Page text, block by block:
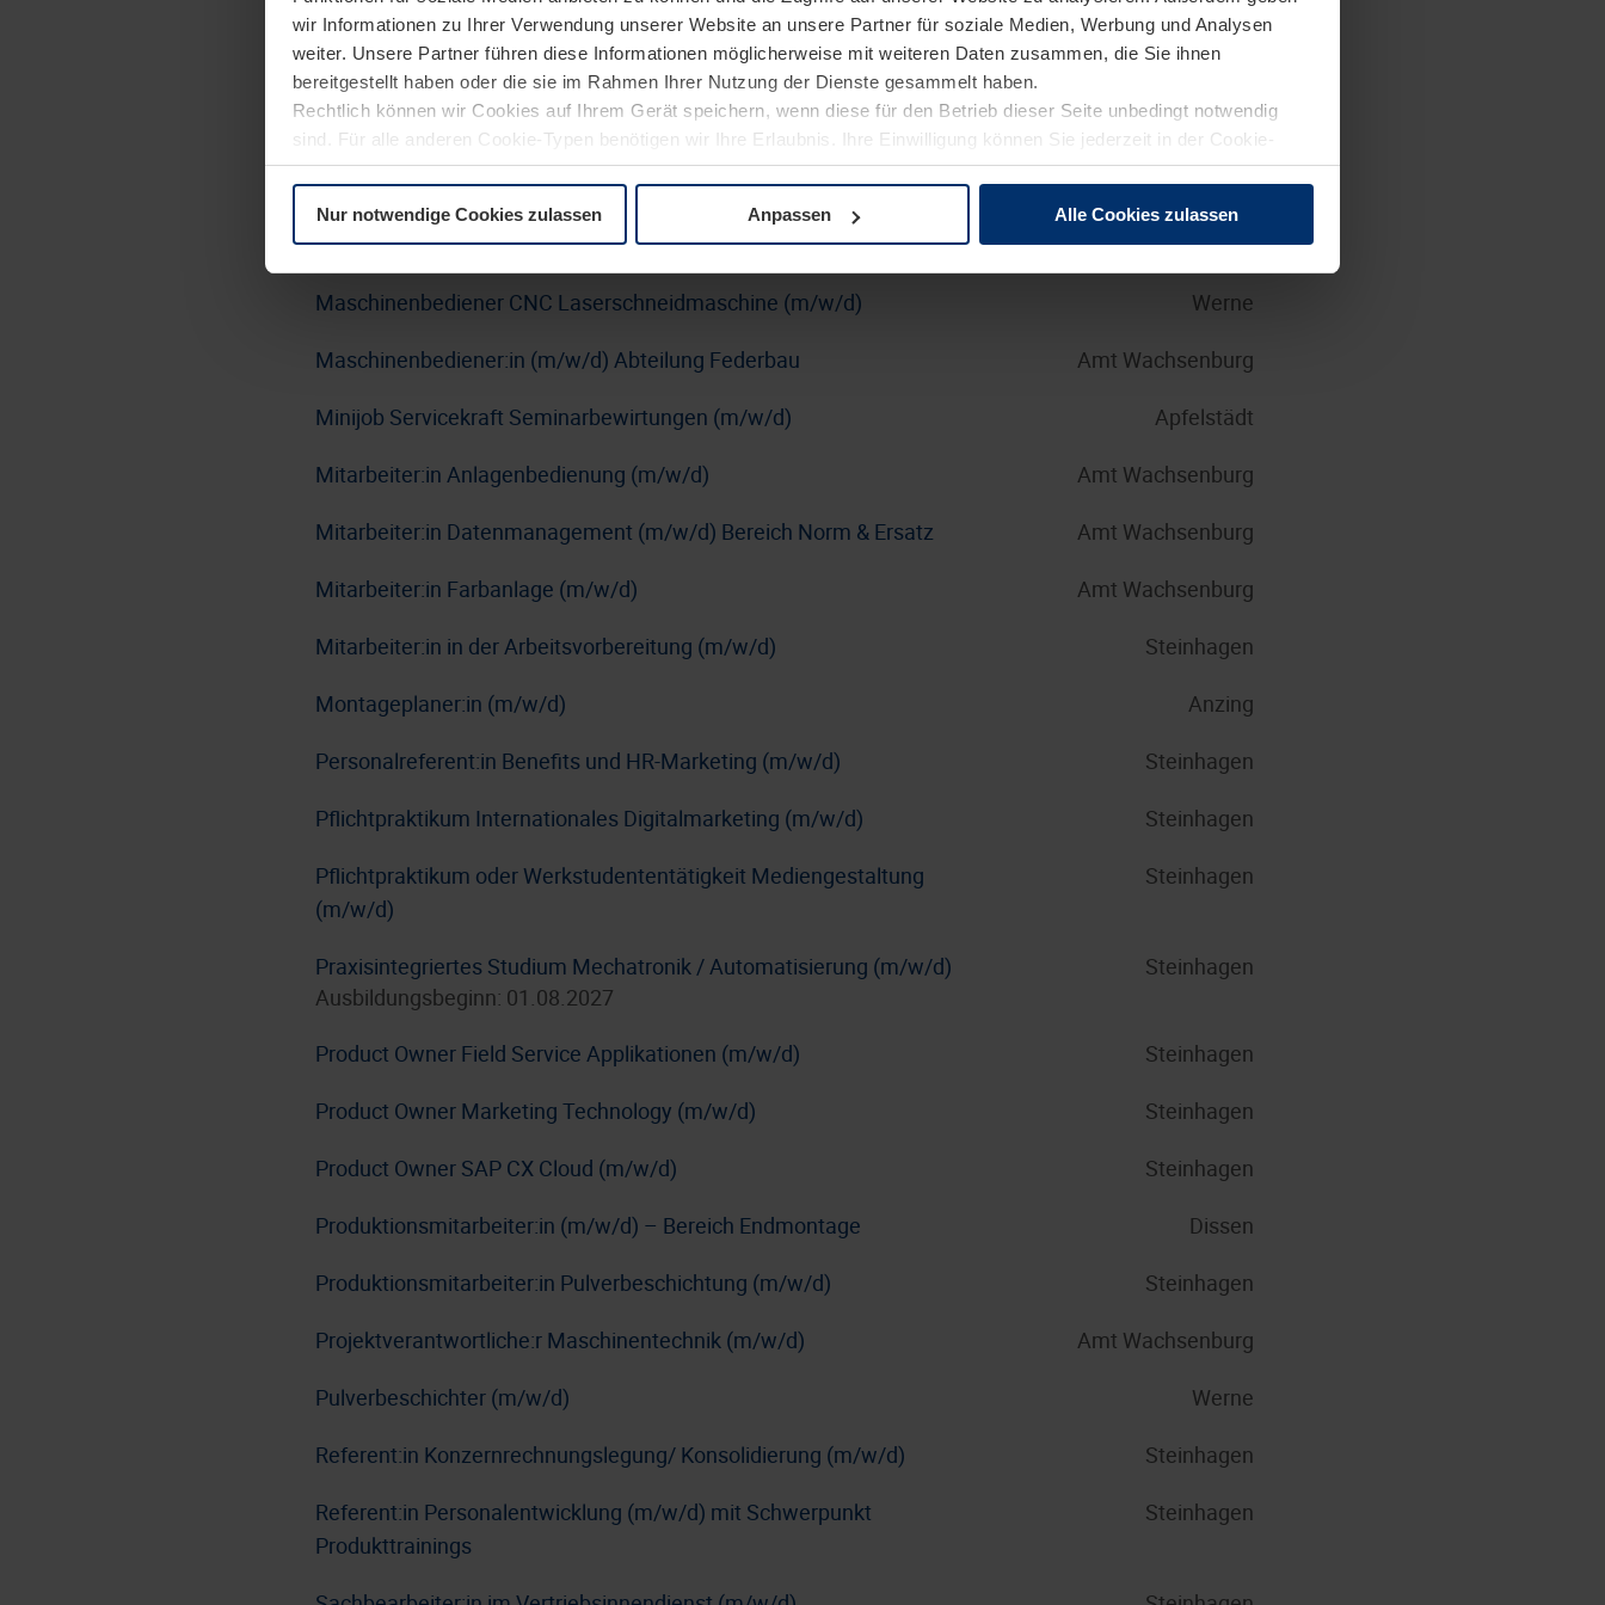
wir Informationen zu Ihrer Verwendung unserer Website an unsere Partner für soziale Medien, Werbung und Analysen
weiter. Unsere Partner führen diese Informationen möglicherweise mit weiteren Daten zusammen, die Sie ihnen
bereitgestellt haben oder die sie im Rahmen Ihrer Nutzung der Dienste gesammelt haben.
Rechtlich können wir Cookies auf Ihrem Gerät speichern, wenn diese für den Betrieb dieser Seite unbedingt notwendig
sind. Für alle anderen Cookie-Typen benötigen wir Ihre Erlaubnis. Ihre Einwilligung können Sie jederzeit in der Cookie-
Erläuterung auf der Seite Datenschutzerklärung unserer Website ändern oder widerrufen.
Nur notwendige Cookies zulassen Anpassen Alle Cookies zulassen
Lackierer:in Nasslackierung (m/w/d)
Bereich Haustürlinie-Türblatt
Brandis
Linux Administrator:in SUSE mit DevOps-Schwerpunkt (m/w/d)
Steinhagen
LKW-Fahrer:in / Berufskraftfahrer:in Nahverkehr (m/w/d)
Großkrotzenburg
Maschinen- und Anlagenführer:in (m/w/d)
Brandis
Maschinenbediener CNC Laserschneidmaschine (m/w/d)
Werne
Maschinenbediener:in (m/w/d) Abteilung Federbau
Amt Wachsenburg
Minijob Servicekraft Seminarbewirtungen (m/w/d)
Apfelstädt
Mitarbeiter:in Anlagenbedienung (m/w/d)
Amt Wachsenburg
Mitarbeiter:in Datenmanagement (m/w/d) Bereich Norm & Ersatz
Amt Wachsenburg
Mitarbeiter:in Farbanlage (m/w/d)
Amt Wachsenburg
Mitarbeiter:in in der Arbeitsvorbereitung (m/w/d)
Steinhagen
Montageplaner:in (m/w/d)
Anzing
Personalreferent:in Benefits und HR-Marketing (m/w/d)
Steinhagen
Pflichtpraktikum Internationales Digitalmarketing (m/w/d)
Steinhagen
Pflichtpraktikum oder Werkstudententätigkeit Mediengestaltung
(m/w/d)
Steinhagen
Praxisintegriertes Studium Mechatronik / Automatisierung (m/w/d)
Ausbildungsbeginn: 01.08.2027
Steinhagen
Product Owner Field Service Applikationen (m/w/d)
Steinhagen
Product Owner Marketing Technology (m/w/d)
Steinhagen
Product Owner SAP CX Cloud (m/w/d)
Steinhagen
Produktionsmitarbeiter:in (m/w/d) – Bereich Endmontage
Dissen
Produktionsmitarbeiter:in Pulverbeschichtung (m/w/d)
Steinhagen
Projektverantwortliche:r Maschinentechnik (m/w/d)
Amt Wachsenburg
Pulverbeschichter (m/w/d)
Werne
Referent:in Konzernrechnungslegung/ Konsolidierung (m/w/d)
Steinhagen
Referent:in Personalentwicklung (m/w/d) mit Schwerpunkt
Produkttrainings
Steinhagen